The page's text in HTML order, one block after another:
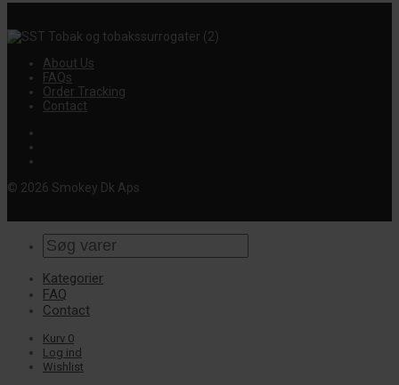
About Us
FAQs
Order Tracking
Contact
© 2026 Smokey Dk Aps
Kategorier
FAQ
Contact
Kurv 0
Log ind
Wishlist